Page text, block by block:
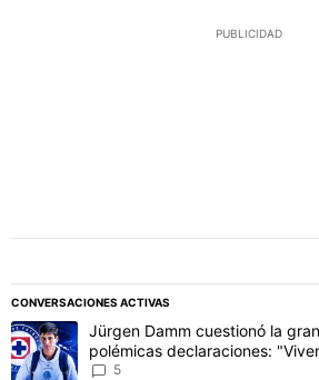
PUBLICIDAD
CONVERSACIONES ACTIVAS
Este listado muestra los artículos con
Un artículo de tendencia con el título
Jürgen Damm cuestionó la
polémicas declaraciones:
5